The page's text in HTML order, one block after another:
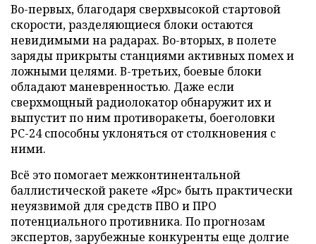
Во-первых, благодаря сверхвысокой стартовой
скорости, разделяющиеся блоки остаются
невидимыми на радарах. Во-вторых, в полете
заряды прикрыты станциями активных помех и
ложными целями. В-третьих, боевые блоки
обладают маневренностью. Даже если
сверхмощный радиолокатор обнаружит их и
выпустит по ним противоракеты, боеголовки
РС-24 способны уклоняться от столкновения с
ними.
Всё это помогает межконтинентальной
баллистической ракете «Ярс» быть практически
неуязвимой для средств ПВО и ПРО
потенциального противника. По прогнозам
экспертов, зарубежные конкуренты еще долгие